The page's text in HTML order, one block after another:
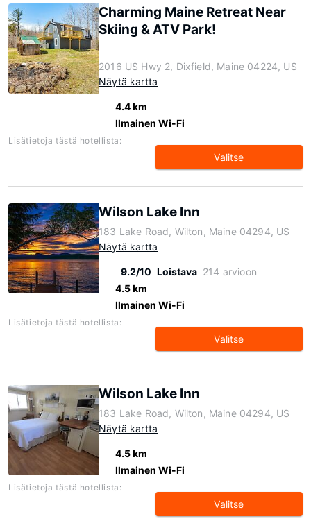
Charming Maine Retreat Near
Skiing & ATV Park!
2016 US Hwy 2, Dixfield, Maine 04224, US
Näytä kartta
4.4 km
Ilmainen Wi-Fi
Lisätietoja tästä hotellista:
Valitse
Wilson Lake Inn
183 Lake Road, Wilton, Maine 04294, US
Näytä kartta
9.2/10 Loistava 214 arvioon
4.5 km
Ilmainen Wi-Fi
Lisätietoja tästä hotellista:
Valitse
Wilson Lake Inn
183 Lake Road, Wilton, Maine 04294, US
Näytä kartta
4.5 km
Ilmainen Wi-Fi
Lisätietoja tästä hotellista:
Valitse